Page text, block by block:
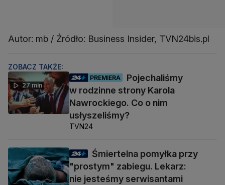
Autor: mb / Źródło: Business Insider, TVN24bis.pl
ZOBACZ TAKŻE:
27 min
PREMIERA
Pojechaliśmy
w rodzinne strony Karola
Nawrockiego. Co o nim
usłyszeliśmy?
TVN24
Śmiertelna pomyłka przy
"prostym" zabiegu. Lekarz:
nie jesteśmy serwisantami